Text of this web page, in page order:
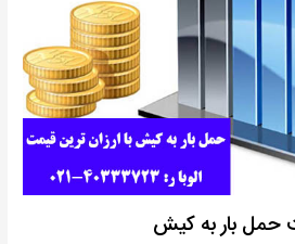
حمل بار به کیش